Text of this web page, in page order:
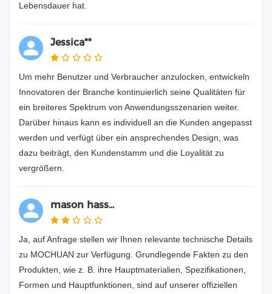
Lebensdauer hat.
Jessica**
Um mehr Benutzer und Verbraucher anzulocken, entwickeln
Innovatoren der Branche kontinuierlich seine Qualitäten für
ein breiteres Spektrum von Anwendungsszenarien weiter.
Darüber hinaus kann es individuell an die Kunden angepasst
werden und verfügt über ein ansprechendes Design, was
dazu beiträgt, den Kundenstamm und die Loyalität zu
vergrößern.
mason hass...
Ja, auf Anfrage stellen wir Ihnen relevante technische Details
zu MOCHUAN zur Verfügung. Grundlegende Fakten zu den
Produkten, wie z. B. ihre Hauptmaterialien, Spezifikationen,
Formen und Hauptfunktionen, sind auf unserer offiziellen